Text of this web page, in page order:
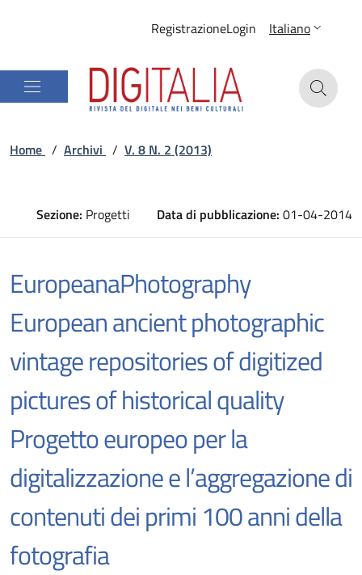
RegistrazioneLogin Italiano
Home / Archivi / V. 8 N. 2 (2013)
Sezione: Progetti Data di pubblicazione: 01-04-2014
EuropeanaPhotography
European ancient photographic
vintage repositories of digitized
pictures of historical quality
Progetto europeo per la
digitalizzazione e l’aggregazione di
contenuti dei primi 100 anni della
fotografia